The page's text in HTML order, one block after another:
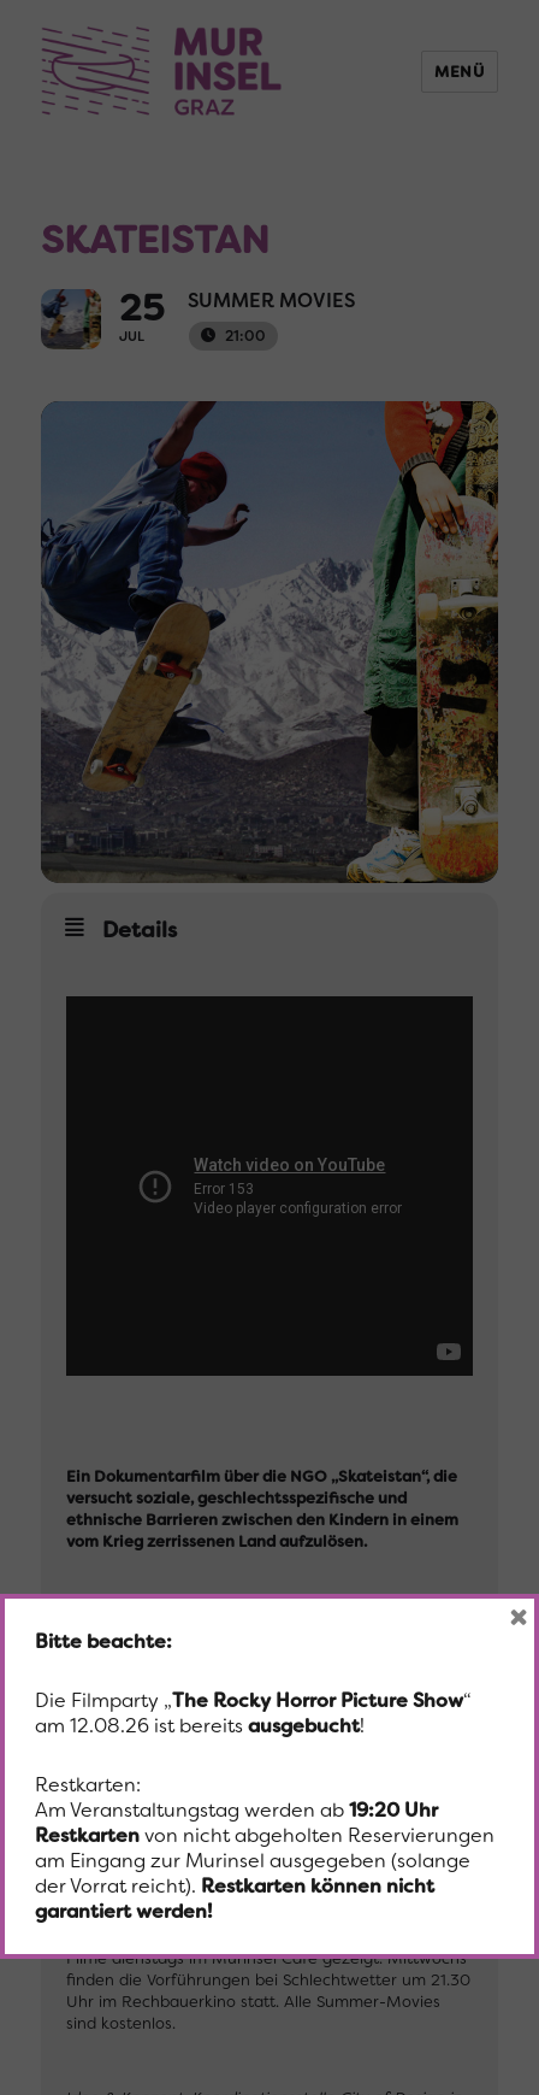
MENÜ
SKATEISTAN
25
JUL
SUMMER MOVIES
21:00
Details
Ein Dokumentarfilm über die NGO „Skateistan“, die
versucht soziale, geschlechts­spezifische und
ethnische Barrieren zwischen den Kindern in einem
vom Krieg zerrissenen Land aufzulösen.
UT
Weitere Infos zum Film
Summer Movies – Zeitgenössische Filme, Visuals und
Klassiker präsentiert von OchoReSotto und dem
Filmzentrum im Rechbauerkino. Vor einzelnen
Vorstellungen gibt es Hintergrundinfos und
Filme dienstags im Murinsel Café gezeigt. Mittwochs
finden die Vorführungen bei Schlechtwetter um 21.30
Uhr im Rechbauerkino statt. Alle Summer-Movies
sind kostenlos.
Bitte beachte:
Die Filmparty „The Rocky Horror Picture Show“
am 12.08.26 ist bereitsausgebucht!
Restkarten:
Am Veranstaltungstag werden ab19:20 Uhr
Restkartenvon nicht abgeholten Reservierungen
am Eingang zur Murinsel ausgegeben (solange
der Vorrat reicht). Restkarten können nicht
garantiert werden!
×